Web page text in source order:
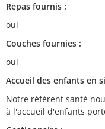
Repas fournis :
oui
Couches fournies :
oui
Accueil des enfants en
Notre référent santé
à l'accueil d'enfants